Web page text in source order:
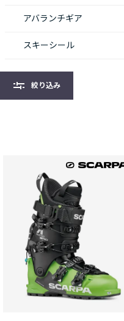
絞り込み
アバランチギア
スキーシール